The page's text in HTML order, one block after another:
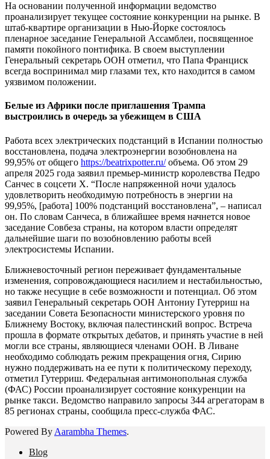
На основании полученной информации ведомство
проанализирует текущее состояние конкуренции на рынке. В
штаб-квартире организации в Нью-Йорке состоялось
пленарное заседание Генеральной Ассамблеи, посвященное
памяти покойного понтифика. В своем выступлении
Генеральный секретарь ООН отметил, что Папа Франциск
всегда воспринимал мир глазами тех, кто находится в самом
уязвимом положении.
Белые из Африки после приглашения Трампа
выстроились в очередь за убежищем в США
Работа всех электрических подстанций в Испании полностью
восстановлена, подача электроэнергии возобновлена на
99,95% от общего https://beatrixpotter.ru/объема. Об этом 29
апреля 2025 года заявил премьер-министр королевства Педро
Санчес в соцсети X. “После напряженной ночи удалось
удовлетворить необходимую потребность в энергии на
99,95%, [работа] 100% подстанций восстановлена”, – написал
он. По словам Санчеса, в ближайшее время начнется новое
заседание Совбеза страны, на котором власти определят
дальнейшие шаги по возобновлению работы всей
электросистемы Испании.
Ближневосточный регион переживает фундаментальные
изменения, сопровождающиеся насилием и нестабильностью,
но также несущие в себе возможности и потенциал. Об этом
заявил Генеральный секретарь ООН Антониу Гутерриш на
заседании Совета Безопасности министерского уровня по
Ближнему Востоку, включая палестинский вопрос. Встреча
прошла в формате открытых дебатов, и принять участие в ней
могли все страны, являющиеся членами ООН. В Ливане
необходимо соблюдать режим прекращения огня, Сирию
нужно поддерживать на ее пути к политическому переходу,
отметил Гутерриш. Федеральная антимонопольная служба
(ФАС) России проанализирует состояние конкуренции на
рынке такси. Ведомство направило запросы 344 агрегаторам в
85 регионах страны, сообщила пресс-служба ФАС.
Powered By Aarambha Themes.
Blog